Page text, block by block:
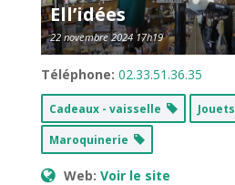
Ell’idées
22 novembre 2024 17h19
Téléphone: 02.33.51.36.35
Cadeaux - vaisselle
Jouets
Maroquinerie
Web: Voir le site